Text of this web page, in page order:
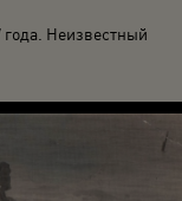
года. Неизвестный